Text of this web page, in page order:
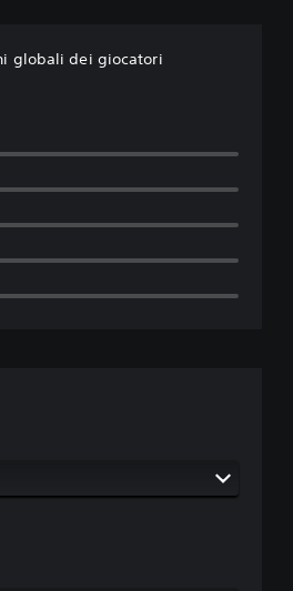
globali dei giocatori